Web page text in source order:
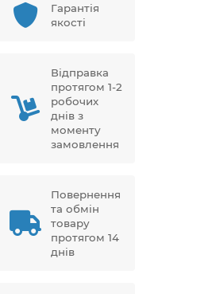
Гарантія
якості
Відправка
протягом 1-2
робочих
днів з
моменту
замовлення
Повернення
та обмін
товару
протягом 14
днів